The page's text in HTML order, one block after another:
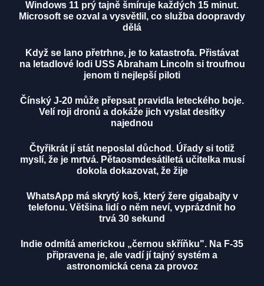
Windows 11 prý tajně šmíruje každých 15 minut.
Microsoft se ozval a vysvětlil, co služba doopravdy
dělá
Když se lano přetrhne, je to katastrofa. Přistávat
na letadlové lodi USS Abraham Lincoln si troufnou
jenom ti nejlepší piloti
Čínský J-20 může přepsat pravidla leteckého boje.
Velí roji dronů a dokáže jich vyslat desítky
najednou
Čtyřikrát jí stát neposlal důchod. Úřady si totiž
myslí, že je mrtvá. Pětaosmdesátiletá učitelka musí
dokola dokazovat, že žije
WhatsApp má skrytý koš, který žere gigabajty v
telefonu. Většina lidí o něm neví, vyprázdnit ho
trvá 30 sekund
Indie odmítá americkou „černou skříňku". Na F-35
připravena je, ale vadí jí tajný systém a
astronomická cena za provoz